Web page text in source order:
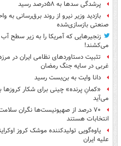
پرشدگی سدها به ۵۸درصد رسید
بازدید وزیر نیرو از روند برق‌رسانی به
صنعتی بازسازی‌شده
زنجیرهایی که آمریکا را به زیر سطح آب
می‌کشند!
تثبیت دستاوردهای نظامی ایران در
غربی در سایه جنگ رمضان
دانا وایت به بن‌بست رسید
«کمانِ پرنده» چینی برای شکار کروزها
می‌آید
۷۰ درصد از صهیونیست‌ها نگران
انتخابات هستند
یاوه‌گویی تولیدکننده موشک کروز
علیه ایران